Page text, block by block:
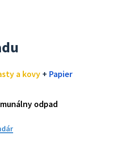
a kovy + Papier
odpad